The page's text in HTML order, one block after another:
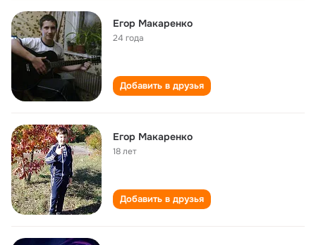
Егор Макаренко
24 года
Добавить в друзья
Егор Макаренко
18 лет
Добавить в друзья